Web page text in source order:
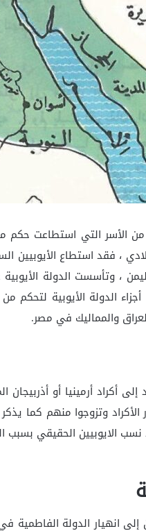
الأسر التي استطاعت حكم
، فقد استطاع الأيوبيين
، وتأسست الدولة
الدولة الأيوبية لتحكم
والمماليك في مصر.
أكراد أرمينيا أو أذربيجان
الأكراد وتزوجوا منهم كما
الايوبيين الحقيقي بسبب
انهيار الدولة الفاطمية